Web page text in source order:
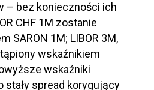
– bez konieczności ich
CHF 1M zostanie
SARON 1M; LIBOR 3M,
wskaźnikiem
wskaźniki
stały spread korygujący